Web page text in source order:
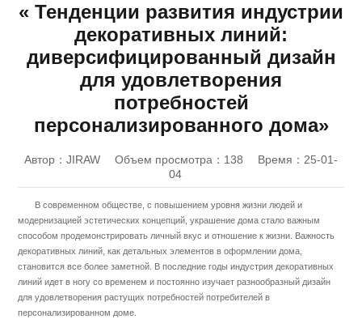
« Тенденции развития индустрии
декоративных линий:
диверсифицированный дизайн
для удовлетворения
потребностей
персонализированного дома»
Автор：JIRAW Объем просмотра：138
Время：25-01-
04
В современном обществе, с повышением уровня жизни людей и
модернизацией эстетических концепций, украшение дома стало важным
способом продемонстрировать личный вкус и отношение к жизни. Важность
декоративных линий, как детальных элементов в оформлении дома,
становится все более заметной. В последние годы индустрия декоративных
линий идет в ногу со временем и постоянно изучает разнообразный дизайн
для удовлетворения растущих потребностей потребителей в
персонализированном доме.